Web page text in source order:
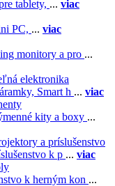
tablety, ... viac
PC, ... viac
monitory a pro ...
elektronika
Smart h ... viac
kity a boxy ...
a príslušenstvo
k p ... viac
k herným kon ...